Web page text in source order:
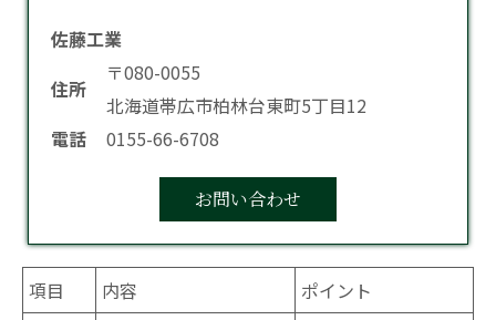
佐藤工業
住所
〒080-0055
北海道帯広市柏林台東町5丁目12
電話
0155-66-6708
お問い合わせ
項目 内容
ポイント